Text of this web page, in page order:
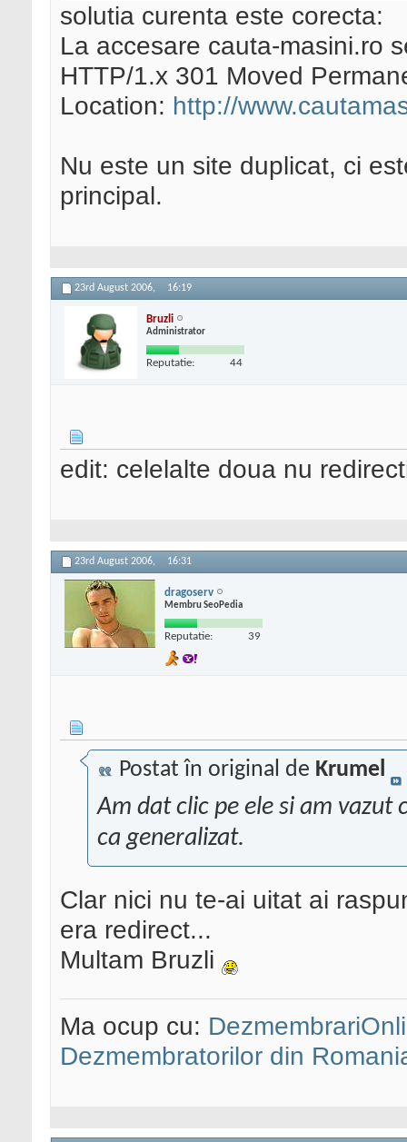
solutia curenta este corecta:
La accesare cauta-masini.ro
HTTP/1.x 301 Moved
Location: http://
Nu este un site duplicat, ci
principal.
23rd August 2006, 16:19
Bruzli
Administrator
Reputatie: 44
edit: celelalte doua nu
23rd August 2006, 16:31
dragoserv
Membru SeoPedia
Reputatie: 39
Postat în original de Krumel
Am dat clic pe ele si am vazut
ca generalizat.
Clar nici nu te-ai uitat ai
era redirect...
Multam Bruzli
Ma ocup cu:
Dezmembratorilor din